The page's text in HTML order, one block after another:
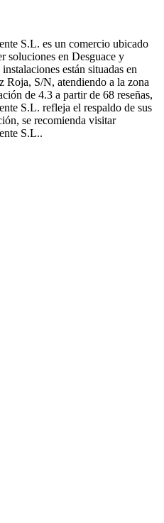
S.L. es un comercio ubicado
soluciones en Desguace y
están situadas en
Roja, S/N, atendiendo a la zona
de 4.3 a partir de 68 reseñas,
S.L. refleja el respaldo de sus
se recomienda visitar
S.L..